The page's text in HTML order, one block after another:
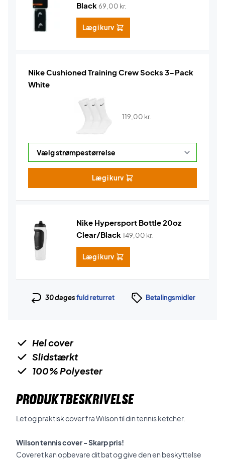
Black69,00 kr.
Læg i kurv
Nike Cushioned Training Crew Socks 3-Pack
White
119,00 kr.
Læg i kurv
Nike Hypersport Bottle 20oz
Clear/Black149,00 kr.
Læg i kurv
30 dagesfuld returret Betalingsmidler
Hel cover
Slidstærkt
100% Polyester
PRODUKTBESKRIVELSE
Let og praktisk cover fra Wilson til din tennis ketcher.
Wilson tennis cover - Skarp pris!
Coveret kan opbevare dit bat og give den en beskyttelse